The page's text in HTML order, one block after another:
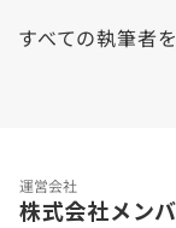
すべての執筆者
運営会社
株式会社メン